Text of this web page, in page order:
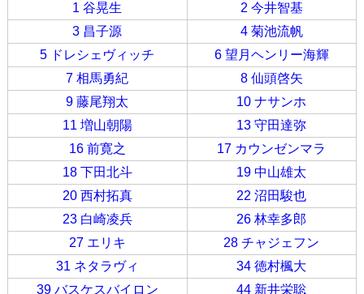
1 谷晃生
2 今井智基
3 昌子源
4 菊池流帆
5 ドレシェヴィッチ
6 望月ヘンリー海輝
7 相馬勇紀
8 仙頭啓矢
9 藤尾翔太
10 ナサンホ
11 増山朝陽
13 守田達弥
16 前寛之
17 カウンゼンマラ
18 下田北斗
19 中山雄太
20 西村拓真
22 沼田駿也
23 白崎凌兵
26 林幸多郎
27 エリキ
28 チャジェフン
31 ネタラヴィ
34 徳村楓大
39 バスケスバイロン
44 新井栄聡